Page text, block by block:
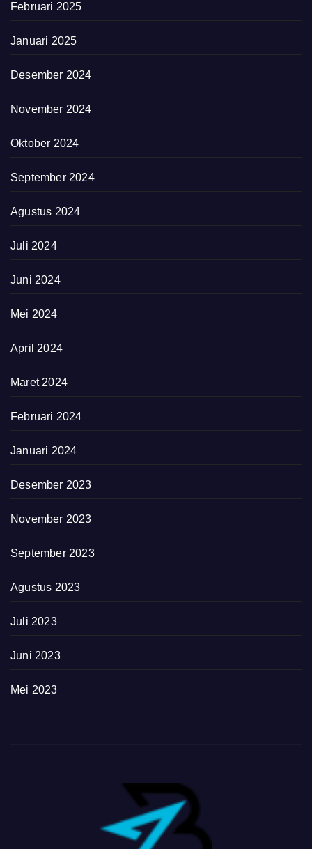
Februari 2025
Januari 2025
Desember 2024
November 2024
Oktober 2024
September 2024
Agustus 2024
Juli 2024
Juni 2024
Mei 2024
April 2024
Maret 2024
Februari 2024
Januari 2024
Desember 2023
November 2023
September 2023
Agustus 2023
Juli 2023
Juni 2023
Mei 2023